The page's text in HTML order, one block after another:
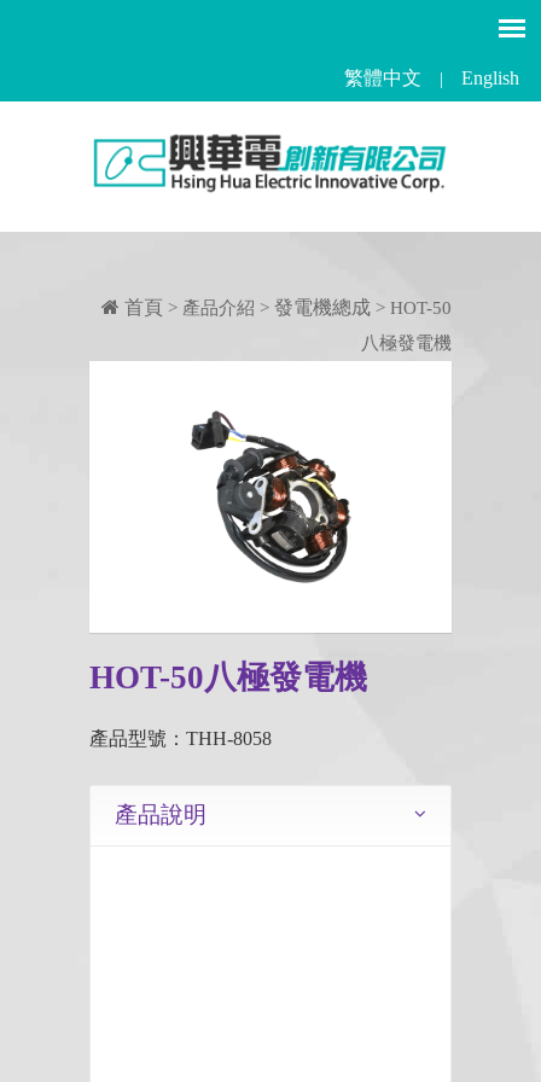
繁體中文 |English
首頁 > 產品介紹 > 發電機總成 > HOT-50
八極發電機
HOT-50八極發電機
產品型號：THH-8058
產品說明